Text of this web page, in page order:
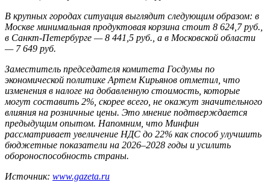
В крупных городах ситуация выглядит следующим образом: в
Москве минимальная продуктовая корзина стоит 8 624,7 руб.,
в Санкт-Петербурге — 8 441,5 руб., а в Московской области
— 7 649 руб.
Заместитель председателя комитета Госдумы по
экономической политике Артем Кирьянов отметил, что
изменения в налоге на добавленную стоимость, которые
могут составить 2%, скорее всего, не окажут значительного
влияния на розничные цены. Это мнение подтверждается
предыдущим опытом. Напомним, что Минфин
рассматривает увеличение НДС до 22% как способ улучшить
бюджетные показатели на 2026–2028 годы и усилить
обороноспособность страны.
Источник: www.gazeta.ru